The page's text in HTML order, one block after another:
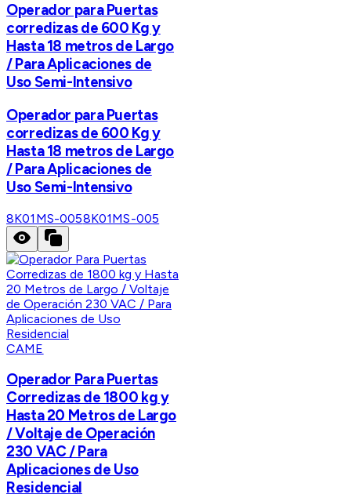
Operador para Puertas
corredizas de 600 Kg y
Hasta 18 metros de Largo
/ Para Aplicaciones de
Uso Semi-Intensivo
Operador para Puertas
corredizas de 600 Kg y
Hasta 18 metros de Largo
/ Para Aplicaciones de
Uso Semi-Intensivo
8K01MS-0058K01MS-005
CAME
Operador Para Puertas
Corredizas de 1800 kg y
Hasta 20 Metros de Largo
/ Voltaje de Operación
230 VAC / Para
Aplicaciones de Uso
Residencial